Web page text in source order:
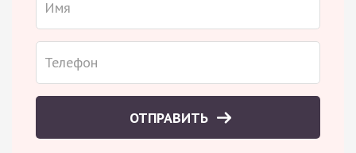
ОТПРАВИТЬ